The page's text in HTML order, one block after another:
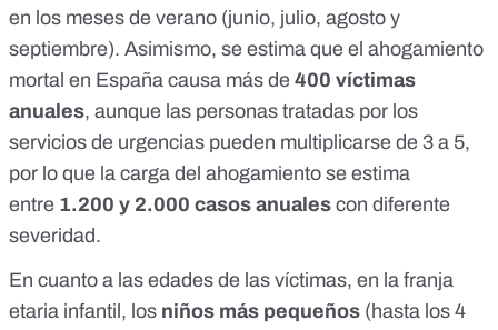
en los meses de verano (junio, julio, agosto y
septiembre). Asimismo, se estima que el ahogamiento
mortal en España causa más de 400 víctimas
anuales, aunque las personas tratadas por los
servicios de urgencias pueden multiplicarse de 3 a 5,
por lo que la carga del ahogamiento se estima
entre 1.200 y 2.000 casos anuales con diferente
severidad.
En cuanto a las edades de las víctimas, en la franja
etaria infantil, los niños más pequeños (hasta los 4